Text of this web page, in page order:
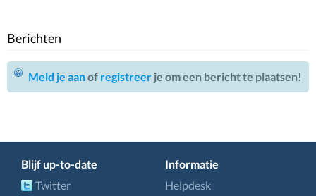
Berichten
Meld je aanof registreer je om een bericht te plaatsen!
Blijf up-to-date
Twitter
Informatie
Helpdesk